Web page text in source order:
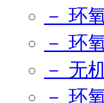
－ 环
－ 环
－ 无
－ 环